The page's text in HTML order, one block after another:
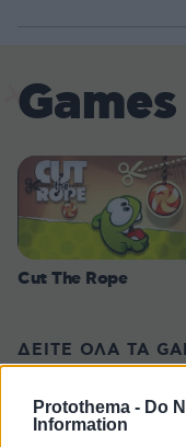
Protothema - Do
Information
Games
Cut The Rope
ΔΕΙΤΕ ΟΛΑ ΤΑ
Best of